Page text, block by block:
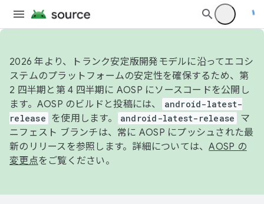
2026 年より、トランク安定版開発モデルに沿ってエコシ
ステムのプラットフォームの安定性を確保するため、第
2 四半期と第 4 四半期に AOSP にソースコードを公開し
ます。AOSP のビルドと投稿には、
android-latest-
release
を使用します。 android-latest-release
マ
ニフェスト ブランチは、常に AOSP にプッシュされた最
新のリリースを参照します。詳細については、AOSP の
変更点をご覧ください。